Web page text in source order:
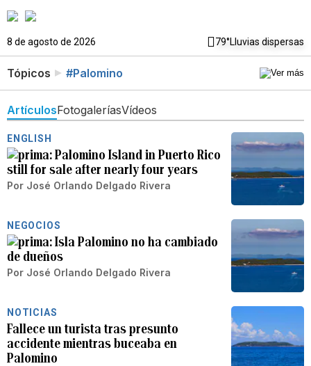
8 de agosto de 2026 79°Lluvias dispersas
Tópicos #Palomino
ArtículosFotogaleríasVídeos
ENGLISH
Palomino Island in Puerto Rico
still for sale after nearly four years
Por José Orlando Delgado Rivera
NEGOCIOS
Isla Palomino no ha cambiado
de dueños
Por José Orlando Delgado Rivera
NOTICIAS
Fallece un turista tras presunto
accidente mientras buceaba en
Palomino